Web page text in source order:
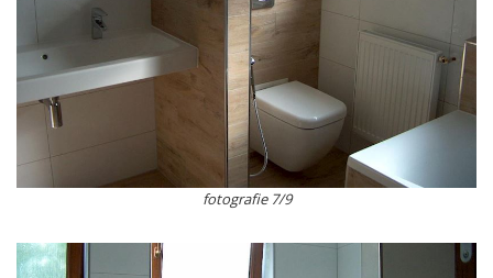
fotografie 7/9